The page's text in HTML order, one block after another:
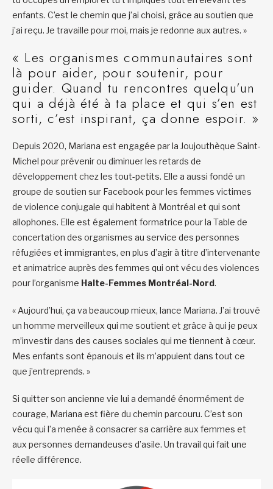
enfants. C’est le chemin que j’ai choisi, grâce au soutien que
j’ai reçu. Je travaille pour moi, mais je redonne aux autres. »
« Les organismes communautaires sont
là pour aider, pour soutenir, pour
guider. Quand tu rencontres quelqu’un
qui a déjà été à ta place et qui s’en est
sorti, c’est inspirant, ça donne espoir. »
Depuis 2020, Mariana est engagée par la Joujouthèque Saint-
Michel pour prévenir ou diminuer les retards de
développement chez les tout-petits. Elle a aussi fondé un
groupe de soutien sur Facebook pour les femmes victimes
de violence conjugale qui habitent à Montréal et qui sont
allophones. Elle est également formatrice pour la Table de
concertation des organismes au service des personnes
réfugiées et immigrantes, en plus d’agir à titre d’intervenante
et animatrice auprès des femmes qui ont vécu des violences
pour l’organisme Halte-Femmes Montréal-Nord.
« Aujourd’hui, ça va beaucoup mieux, lance Mariana. J’ai trouvé
un homme merveilleux qui me soutient et grâce à qui je peux
m’investir dans des causes sociales qui me tiennent à cœur.
Mes enfants sont épanouis et ils m’appuient dans tout ce
que j’entreprends. »
Si quitter son ancienne vie lui a demandé énormément de
courage, Mariana est fière du chemin parcouru. C’est son
vécu qui l’a menée à consacrer sa carrière aux femmes et
aux personnes demandeuses d’asile. Un travail qui fait une
réelle différence.